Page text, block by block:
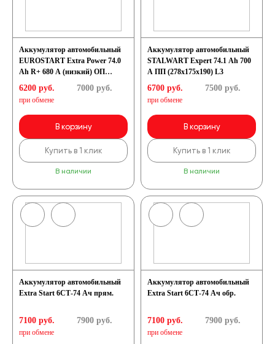
Аккумулятор автомобильный
EUROSTART Extra Power 74.0
Ah R+ 680 A (низкий) ОП
(278x175x175) LB3
6200 руб.
при обмене
7000руб.
В корзину
Купить в 1 клик
В наличии
Аккумулятор автомобильный
STALWART Expert 74.1 Ah 700
A ПП (278x175x190) L3
6700 руб.
при обмене
7500руб.
В корзину
Купить в 1 клик
В наличии
Аккумулятор автомобильный
Extra Start 6СТ-74 Ач прям.
7100 руб.
при обмене
7900руб.
Аккумулятор автомобильный
Extra Start 6СТ-74 Ач обр.
7100 руб.
при обмене
7900руб.